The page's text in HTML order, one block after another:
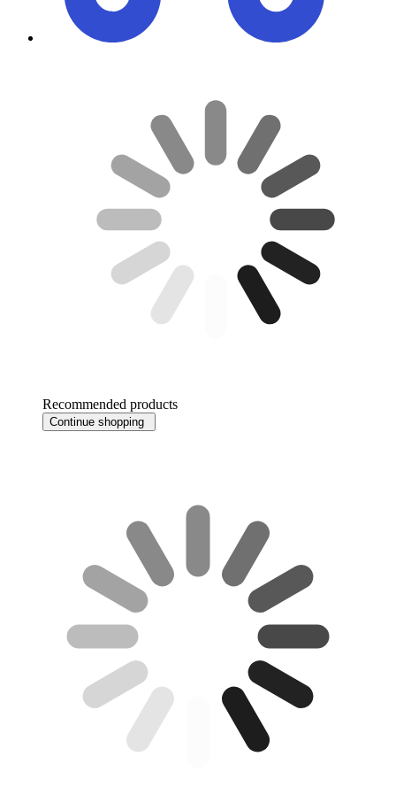
Recommended products
Continue shopping